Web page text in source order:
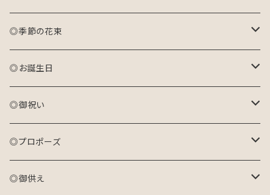
◎季節の花束
おまかせ花束(S)
おまかせ花束(M)
おまかせ花束(L)
◎お誕生日
アレンジメント(生花)
花束(生花)
プリザーブドフラワーアレンジメント
◎御祝い
アレンジメント(生花)
花束(生花)
◎プロポーズ
花束
◎御供え